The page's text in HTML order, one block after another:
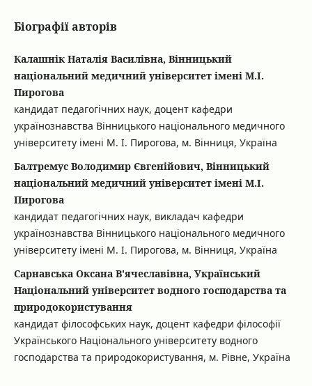
Біографії авторів
Калашнік Наталія Василівна, Вінницький
національний медичний університет імені М.І.
Пирогова
кандидат педагогічних наук, доцент кафедри
українознавства Вінницького національного медичного
університету імені М. І. Пирогова, м. Вінниця, Україна
Балтремус Володимир Євгенійович, Вінницький
національний медичний університет імені М.І.
Пирогова
кандидат педагогічних наук, викладач кафедри
українознавства Вінницького національного медичного
університету імені М. І. Пирогова, м. Вінниця, Україна
Сарнавська Оксана В'ячеславівна, Український
Національний університет водного господарства та
природокористування
кандидат філософських наук, доцент кафедри філософії
Українського Національного університету водного
господарства та природокористування, м. Рівне, Україна